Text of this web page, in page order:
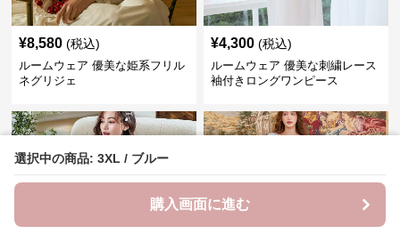
選択中の商品: 3XL / ブルー
購入画面に進む
¥8,580 (税込)
ルームウェア 優美な姫系フリル
ネグリジェ
¥4,300 (税込)
ルームウェア 優美な刺繍レース
袖付きロングワンピース